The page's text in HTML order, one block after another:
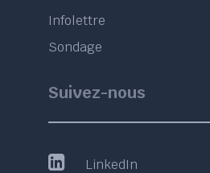
Infolettre
Sondage
Suivez-nous
LinkedIn